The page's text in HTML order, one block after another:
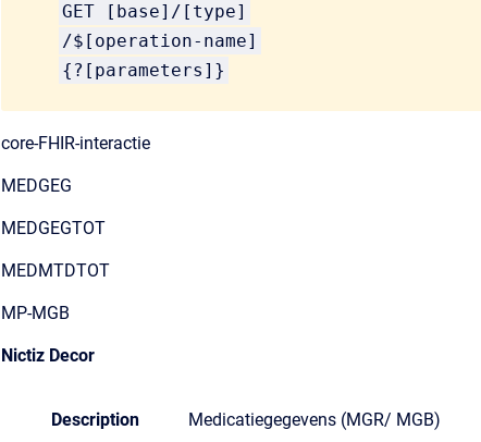
GET [base]/[type]
/$[operation-name]
{?[parameters]}
core-FHIR-interactie
MEDGEG
MEDGEGTOT
MEDMTDTOT
MP-MGB
Nictiz Decor
Description Medicatiegegevens (MGR/ MGB)